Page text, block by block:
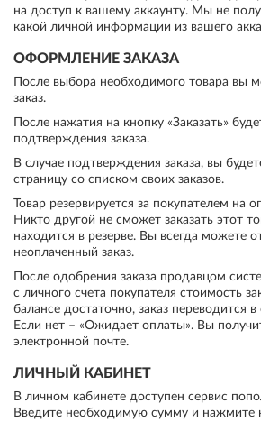
на доступ к вашему аккаунту. Мы не
какой личной информации из вашего
ОФОРМЛЕНИЕ ЗАКАЗА
После выбора необходимого товара вы
заказ.
После нажатия на кнопку «Заказать»
подтверждения заказа.
В случае подтверждения заказа, вы
страницу со списком своих заказов.
Товар резервируется за покупателем на
Никто другой не сможет заказать этот
находится в резерве. Вы всегда можете
неоплаченный заказ.
После одобрения заказа продавцом
с личного счета покупателя стоимость
балансе достаточно, заказ переводится в
Если нет – «Ожидает оплаты». Вы
электронной почте.
ЛИЧНЫЙ КАБИНЕТ
В личном кабинете доступен сервис
Введите необходимую сумму и нажмите